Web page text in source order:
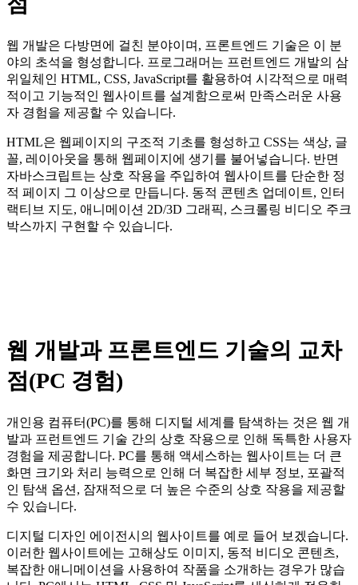
웹 개발은 다방면에 걸친 분야이며, 프론트엔드 기술은 이 분
야의 초석을 형성합니다. 프로그래머는 프런트엔드 개발의 삼
위일체인 HTML, CSS, JavaScript를 활용하여 시각적으로 매력
적이고 기능적인 웹사이트를 설계함으로써 만족스러운 사용
자 경험을 제공할 수 있습니다.
HTML은 웹페이지의 구조적 기초를 형성하고 CSS는 색상, 글
꼴, 레이아웃을 통해 웹페이지에 생기를 불어넣습니다. 반면
자바스크립트는 상호 작용을 주입하여 웹사이트를 단순한 정
적 페이지 그 이상으로 만듭니다. 동적 콘텐츠 업데이트, 인터
랙티브 지도, 애니메이션 2D/3D 그래픽, 스크롤링 비디오 주크
박스까지 구현할 수 있습니다.
웹 개발과 프론트엔드 기술의 교차
점(PC 경험)
개인용 컴퓨터(PC)를 통해 디지털 세계를 탐색하는 것은 웹 개
발과 프런트엔드 기술 간의 상호 작용으로 인해 독특한 사용자
경험을 제공합니다. PC를 통해 액세스하는 웹사이트는 더 큰
화면 크기와 처리 능력으로 인해 더 복잡한 세부 정보, 포괄적
인 탐색 옵션, 잠재적으로 더 높은 수준의 상호 작용을 제공할
수 있습니다.
디지털 디자인 에이전시의 웹사이트를 예로 들어 보겠습니다.
이러한 웹사이트에는 고해상도 이미지, 동적 비디오 콘텐츠,
복잡한 애니메이션을 사용하여 작품을 소개하는 경우가 많습